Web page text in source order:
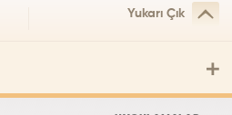
Yukarı Çık